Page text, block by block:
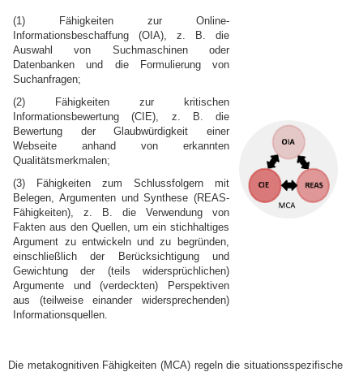
(1) Fähigkeiten zur Online-
Informationsbeschaffung (OIA), z. B. die
Auswahl von Suchmaschinen oder
Datenbanken und die Formulierung von
Suchanfragen;
(2) Fähigkeiten zur kritischen
Informationsbewertung (CIE), z. B. die
Bewertung der Glaubwürdigkeit einer
Webseite anhand von erkannten
Qualitätsmerkmalen;
(3) Fähigkeiten zum Schlussfolgern mit
Belegen, Argumenten und Synthese (REAS-
Fähigkeiten), z. B. die Verwendung von
Fakten aus den Quellen, um ein stichhaltiges
Argument zu entwickeln und zu begründen,
einschließlich der Berücksichtigung und
Gewichtung der (teils widersprüchlichen)
Argumente und (verdeckten) Perspektiven
aus (teilweise einander widersprechenden)
Informationsquellen.
Die metakognitiven Fähigkeiten (MCA) regeln die situationsspezifische